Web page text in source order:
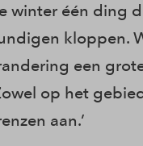
winter één ding
kloppen.
een
op het
aan.’